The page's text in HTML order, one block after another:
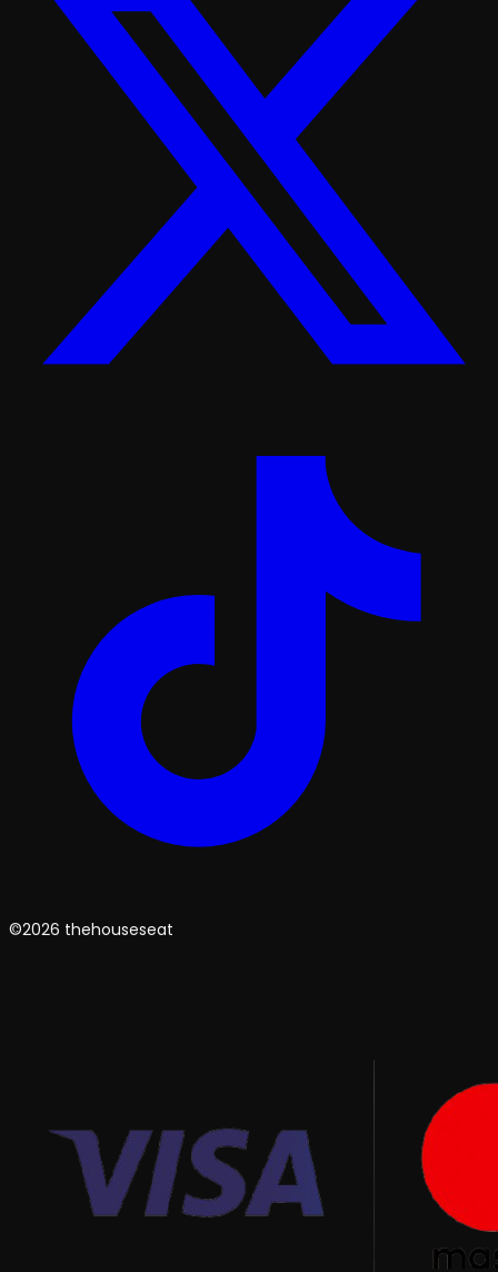
©2026 thehouseseat